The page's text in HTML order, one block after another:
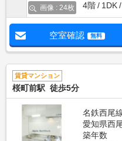
画像 : 24枚
4階
1DK
空室確認 無料
賃貸マンション
桜町前駅 徒歩5分
名鉄西尾
愛知県西
築年数